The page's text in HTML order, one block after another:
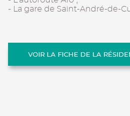
- La gare de Saint-André-de-
VOIR LA FICHE DE LA